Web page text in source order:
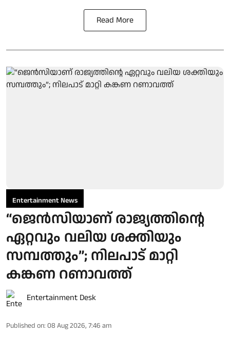
Read More
Entertainment News
“ജെന്‍സിയാണ് രാജ്യത്തിന്റെ
ഏറ്റവും വലിയ ശക്തിയും
സമ്പത്തും”; നിലപാട് മാറ്റി
കങ്കണ റണാവത്ത്
Entertainment Desk
Published on: 08 Aug 2026, 7:46 am